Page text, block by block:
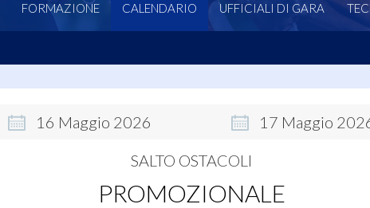
FORMAZIONE CALENDARIO UFFICIALI DI GARA
16 Maggio 2026 17 Maggio
PROMOZIONALE
SALTO OSTACOLI